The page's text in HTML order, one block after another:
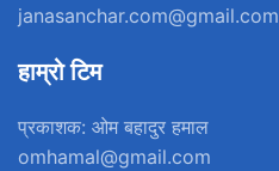
janasanchar.com@gmail.com
हाम्रो टिम
प्रकाशक: ओम बहादुर हमाल
omhamal@gmail.com